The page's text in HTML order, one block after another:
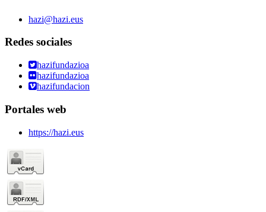
hazi@hazi.eus
Redes sociales
hazifundazioa
hazifundazioa
hazifundacion
Portales web
https://hazi.eus